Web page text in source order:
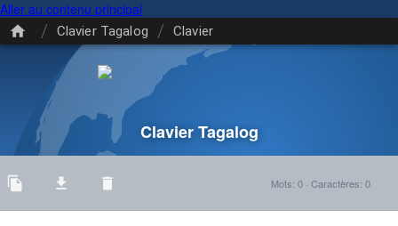
Aller au contenu principal
/ Clavier Tagalog / Clavier
Clavier Tagalog
Mots: 0· Caractères: 0